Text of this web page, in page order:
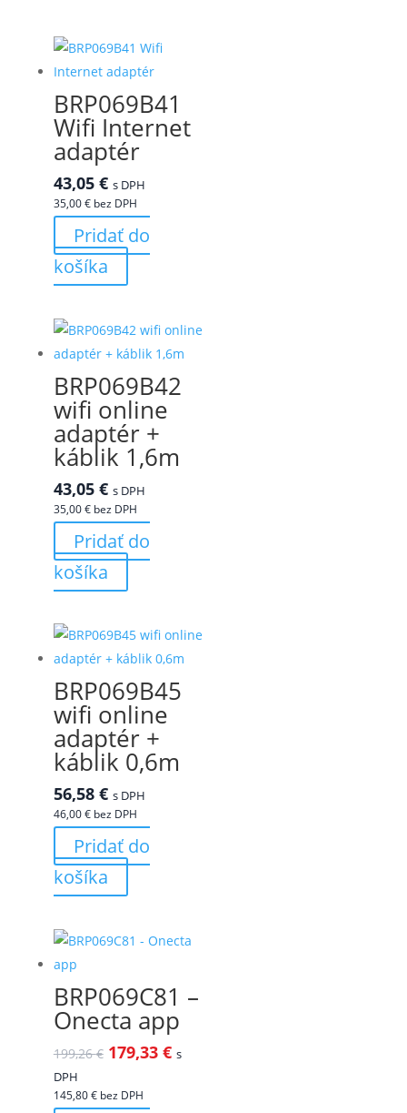
BRP069B41
Wifi Internet
adaptér
43,05 € s DPH
35,00€bez DPH
Pridať do
košíka
BRP069B42
wifi online
adaptér +
káblik 1,6m
43,05 € s DPH
35,00€bez DPH
Pridať do
košíka
BRP069B45
wifi online
adaptér +
káblik 0,6m
56,58 € s DPH
46,00€bez DPH
Pridať do
košíka
BRP069C81 –
Onecta app
199,26€ 179,33 € s
DPH
145,80€bez DPH